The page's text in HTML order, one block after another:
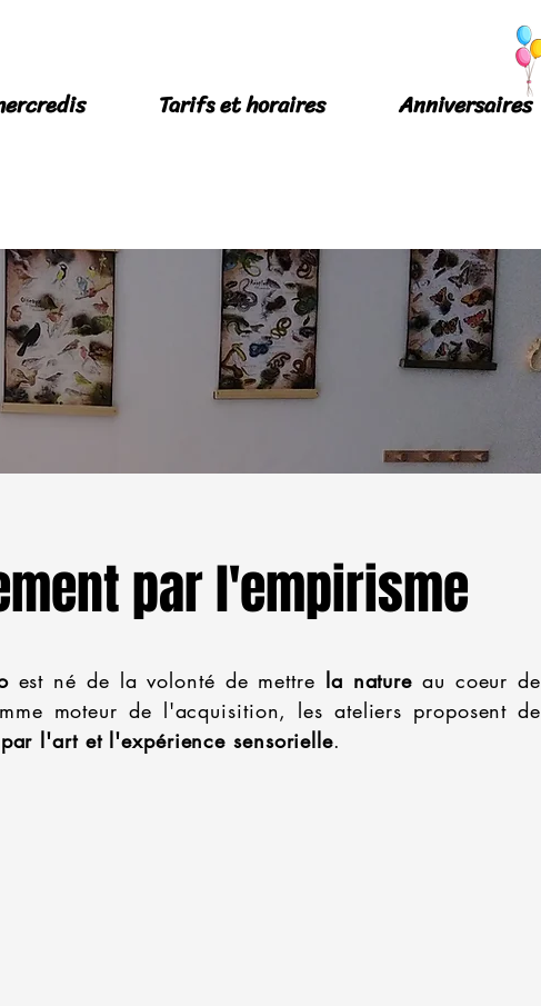
Tarifs et horaires Anniversaires
par l'empirisme
est né de la volonté de mettre la nature au coeur de
moteur de l'acquisition, les ateliers proposent de
l'art et l'expérience sensorielle.